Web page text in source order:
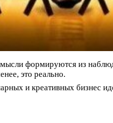
формируются из
это реально.
и креативных бизнес